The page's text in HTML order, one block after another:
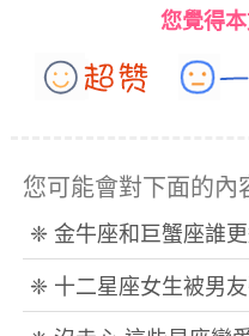
您覺得
您可能會對下面的內
❈ 金牛座和巨蟹座誰
❈ 十二星座女生被男